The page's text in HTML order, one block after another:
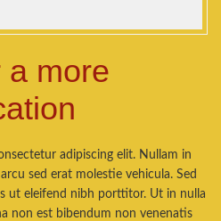
a more
adipiscing elit. Nullam in
sed erat molestie vehicula. Sed
ut eleifend nibh porttitor. Ut in nulla
non est bibendum non venenatis